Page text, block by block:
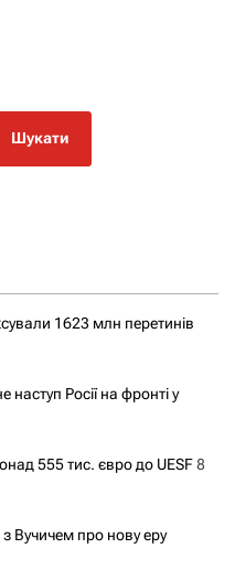
1623 млн перетинів
Росії на фронті у
555 тис. євро до UESF8
Вучичем про нову еру